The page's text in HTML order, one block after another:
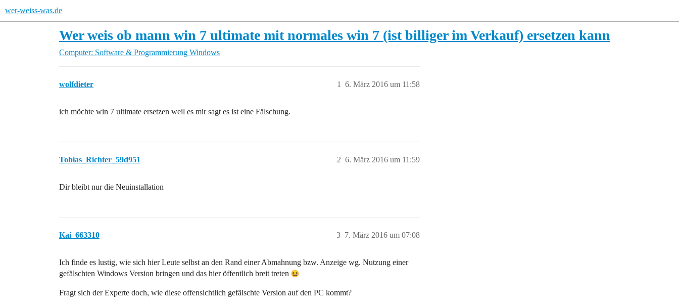
wer-weiss-was.de
Wer weis ob mann win 7 ultimate mit normales win 7 (ist billiger im Verkauf) ersetzen kann
Computer: Software & Programmierung Windows
wolfdieter 6. März 2016 um 11:58
1
ich möchte win 7 ultimate ersetzen weil es mir sagt es ist eine Fälschung.
Tobias_Richter_59d951 6. März 2016 um 11:59
2
Dir bleibt nur die Neuinstallation
Kai_663310 7. März 2016 um 07:08
3
Ich finde es lustig, wie sich hier Leute selbst an den Rand einer Abmahnung bzw. Anzeige wg. Nutzung einer
gefälschten Windows Version bringen und das hier öffentlich breit treten
Fragt sich der Experte doch, wie diese offensichtlich gefälschte Version auf den PC kommt?